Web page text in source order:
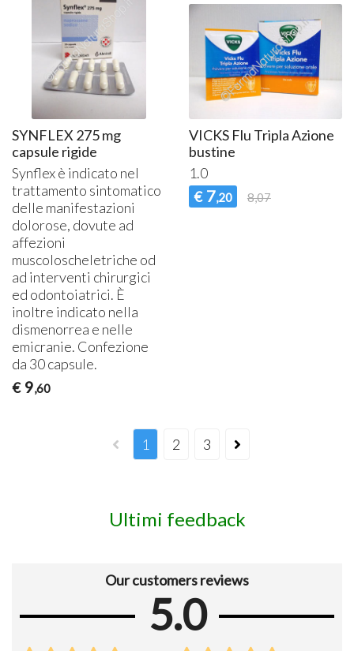
SYNFLEX 275 mg
capsule rigide
Synflex è indicato nel
trattamento sintomatico
delle manifestazioni
dolorose, dovute ad
affezioni
muscoloscheletriche od
ad interventi chirurgici
ed odontoiatrici. È
inoltre indicato nella
dismenorrea e nelle
emicranie. Confezione
da 30 capsule.
€ 9,60
VICKS Flu Tripla Azione
bustine
1.0
€ 7,20 8,07
1 2 3
Ultimi feedback
Our customers reviews
5.0